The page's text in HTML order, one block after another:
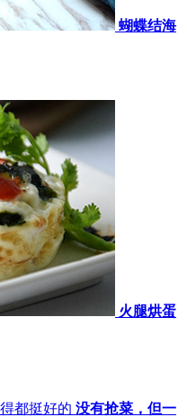
蝴蝶结海
火腿烘蛋
没有抢菜，但一